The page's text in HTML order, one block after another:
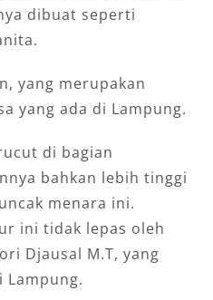
dibuat seperti
yang merupakan
yang ada di Lampung.
di bagian
bahkan lebih tinggi
menara ini.
ini tidak lepas oleh
Djausal M.T, yang
Lampung.